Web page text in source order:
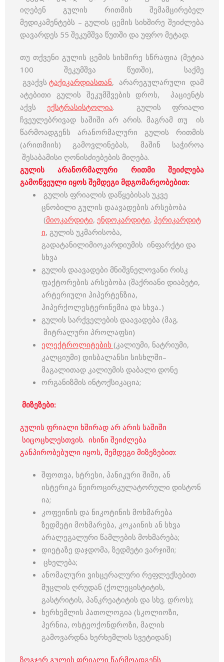
იღებენ გულის რითმის შემამცირებელ
მედიკამენტებს – გულის ცემის სიხშირე შეიძლება
დავარდეს 55 შეკუმშვა წუთში და უფრო მეტად.
თუ თქვენი გულის ცემის სიხშირე სწრაფია (მეტია
100 შეკუმშვა წუთში), საქმე
გვაქვსტაქიკარდიასთან, არარეგულარული დამ
ატებითი გულის შეკუმშვების დროს, პაციენტს
აქვს ექსტრასისტოლია. გულის ფრიალი
ჩვეულებრივად საშიში არ არის. მაგრამ თუ ის
წარმოადგენს არანორმალური გულის რითმის
(არითმიის) გამოვლინებას, მაშინ საჭიროა
შესაბამისი ღონისძიებების მიღება.
გულის არანორმალური რითმი შეიძლება
გამოწვეული იყოს შემდეგი მდგომარეობებით:
გულის ფრიალის დაწყებისას უკვე
ცნობილი გულის დაავადების არსებობა
(მიოკარდიტი, ენდოკარდიტი, პერიკარდიტ
ი, გულის უკმარისობა,
გადატანილიმიოკარდიუმის ინფარქტი და
სხვა
გულის დაავადები მნიშვნელოვანი რისკ
ფაქტორების არსებობა (შაქრიანი დიაბეტი,
არტერიული ჰიპერტენზია,
ჰიპერქოლესტერინემია და სხვა..)
გულის სარქველების დაავადება (მაგ.
მიტრალური პროლაფსი)
ელექტროლიტების (კალიუმი, ნატრიუმი,
კალციუმი) დისბალანსი სისხლში–
მაგალითად კალიუმის დაბალი დონე
ორგანიზმის ინტოქსიკაცია;
მიზეზები:
გულის ფრიალი ხშირად არ არის საშიში
სიცოცხლესთვის. ისინი შეიძლება
განპირობებული იყოს, შემდეგი მიზეზებით:
შფოთვა, სტრესი, პანიკური შიში, ან
ისტერიკა ნეიროცირკულატორული დისტონ
ია;
კოფეინის და ნიკოტინის მოხმარება
ზედმეტი მოხმარება, კოკაინის ან სხვა
არალეგალური წამლების მოხმარება;
დიეტაზე დაჯდომა, ზედმეტი ვარჯიში;
ცხელება;
ანომალური ვისცერალური რეფლექსებით
მუცლის ღრუდან (ქოლეცისტიტის,
გასტრიტის, პანკრეატიტის და სხვ. დროს);
ხერხემლის პათოლოგია (სკოლიოზი,
ჰერნია, ოსტეოქონდროზი, მალის
გამოვარდნა ხერხემლის სვეტიდან)
ზოგჯერ გულის ფრიალი წარმოადგენს